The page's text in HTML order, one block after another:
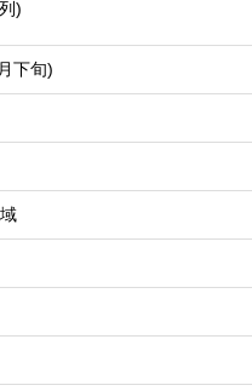
)
下旬)